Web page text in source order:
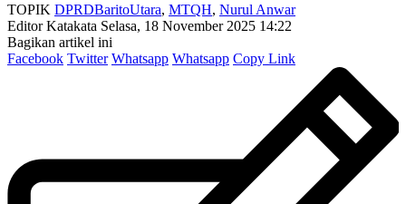
TOPIK DPRDBaritoUtara, MTQH, Nurul Anwar
Editor Katakata Selasa, 18 November 2025 14:22
Bagikan artikel ini
Facebook Twitter Whatsapp Whatsapp Copy Link